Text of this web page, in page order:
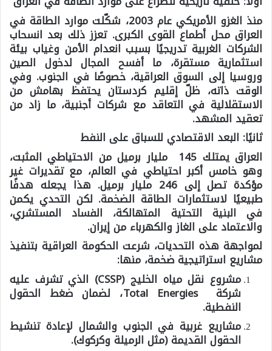
منذ الغزو الأمريكي عام 2003، شكّلت موارد الطاقة في
العراق محل أطماع القوى الكبرى. تعزز ذلك بعد انسحاب
الشركات الغربية تدريجيًا بسبب انعدام الأمن وغياب بيئة
استثمارية مستقرة، ما أفسح المجال لدخول الصين
وروسيا إلى السوق العراقية، خصوصًا في الجنوب. وفي
الوقت ذاته، ظلّ إقليم كردستان يحتفظ بهامش من
الاستقلالية في التعاقد مع شركات أجنبية، ما زاد من
تعقيد المشهد.
ثانيًا: البعد الاقتصادي للسباق على النفط
العراق يمتلك 145 مليار برميل من الاحتياطي المثبت،
وهو خامس أكبر احتياطي في العالم، مع تقديرات غير
مؤكدة تصل إلى 246 مليار برميل. هذا يجعله هدفًا
طبيعيًا لاستثمارات الطاقة الضخمة. لكن التحدي يكمن
في البنية التحتية المتهالكة، الفساد المستشري،
والاعتماد على الغاز والكهرباء من إيران.
لمواجهة هذه التحديات، شرعت الحكومة العراقية بتنفيذ
مشاريع استراتيجية ضخمة، منها:
مشروع نقل مياه الخليج (CSSP) الذي تشرف عليه
شركة Total Energies، لضمان ضغط الحقول
النفطية.
مشاريع غربية في الجنوب والشمال لإعادة تنشيط
الحقول القديمة (مثل الرميلة وكركوك).